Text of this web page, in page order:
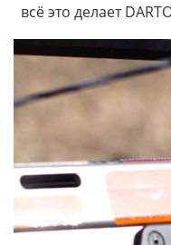
всё это делает